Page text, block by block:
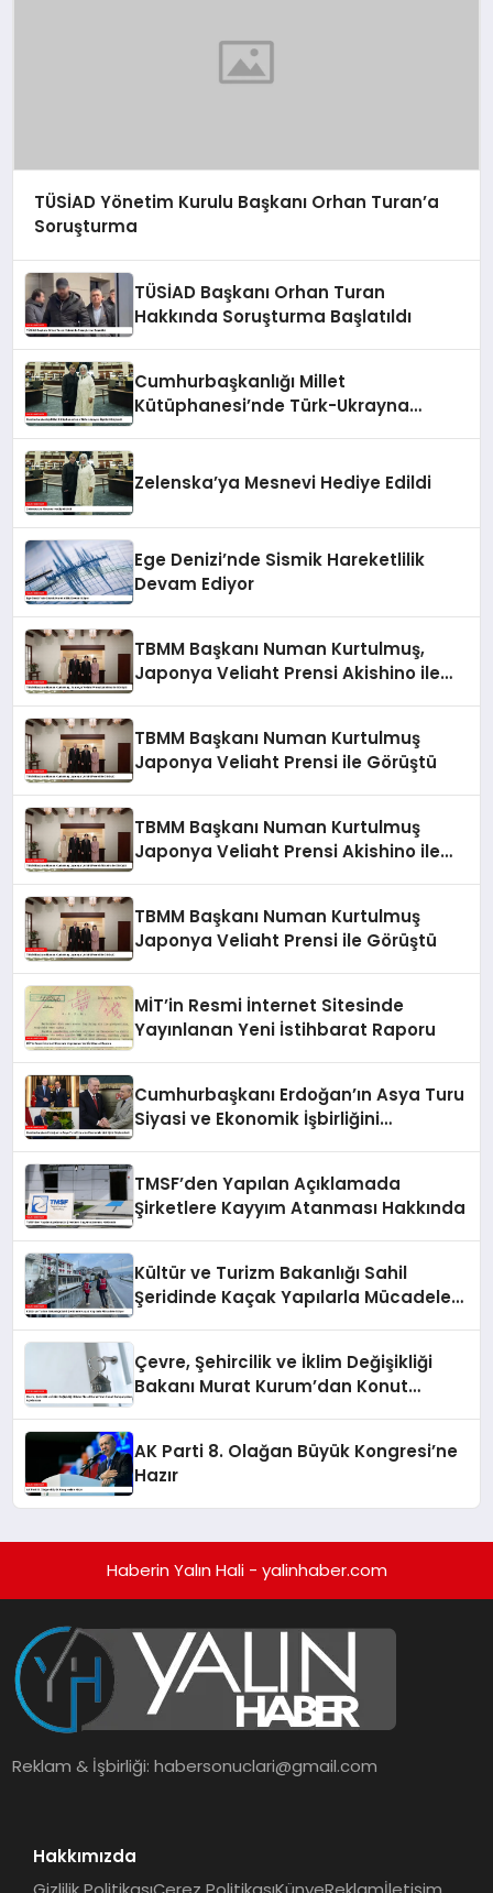
TÜSİAD Yönetim Kurulu Başkanı Orhan Turan’a
Soruşturma
TÜSİAD Başkanı Orhan Turan
Hakkında Soruşturma Başlatıldı
Cumhurbaşkanlığı Millet
Kütüphanesi’nde Türk-Ukrayna
Zelenska’ya Mesnevi Hediye Edildi
Ege Denizi’nde Sismik Hareketlilik
Devam Ediyor
TBMM Başkanı Numan Kurtulmuş,
Japonya Veliaht Prensi Akishino ile
TBMM Başkanı Numan Kurtulmuş
Japonya Veliaht Prensi ile Görüştü
TBMM Başkanı Numan Kurtulmuş
Japonya Veliaht Prensi Akishino ile
TBMM Başkanı Numan Kurtulmuş
Japonya Veliaht Prensi ile Görüştü
MİT’in Resmi İnternet Sitesinde
Yayınlanan Yeni İstihbarat Raporu
Cumhurbaşkanı Erdoğan’ın Asya Turu
Siyasi ve Ekonomik İşbirliğini
TMSF’den Yapılan Açıklamada
Şirketlere Kayyım Atanması Hakkında
Kültür ve Turizm Bakanlığı Sahil
Şeridinde Kaçak Yapılarla Mücadele
Çevre, Şehircilik ve İklim Değişikliği
Bakanı Murat Kurum’dan Konut
AK Parti 8. Olağan Büyük Kongresi’ne
Hazır
Haberin Yalın Hali - yalinhaber.com
Reklam & İşbirliği:habersonuclari@gmail.com
Hakkımızda